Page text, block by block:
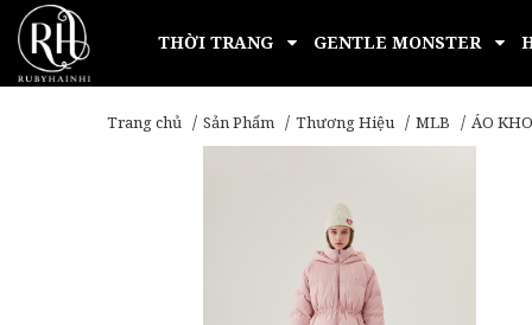
THỜI TRANG GENTLE MONSTER
Trang chủ Sản Phẩm Thương Hiệu MLB ÁO